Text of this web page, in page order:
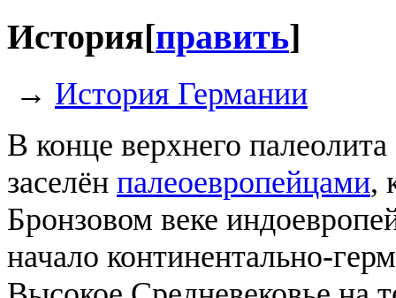
История [править]
→ История Германии
В конце верхнего
заселён палеоевропейцами,
Бронзовом веке
начало континентально-